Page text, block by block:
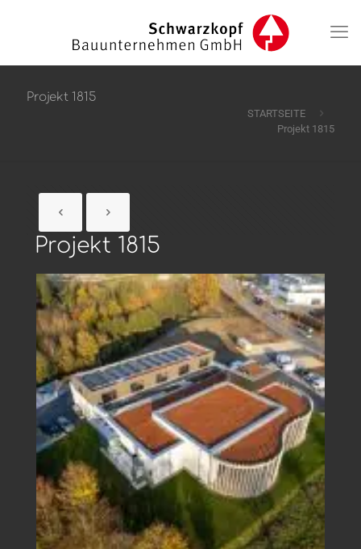
Projekt 1815
STARTSEITE
Projekt 1815
Projekt 1815